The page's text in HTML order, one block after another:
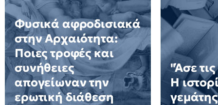
Φυσικά αφροδισιακά
στην Αρχαιότητα:
Ποιες τροφές και
συνήθειες
απογείωναν την
ερωτική διάθεση
"Άσε
Η